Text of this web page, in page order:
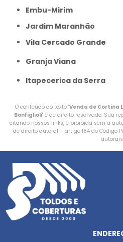
Embu-Mirim
Jardim Maranhão
Vila Cercado Grande
Granja Viana
Itapecerica da Serra
O conteúdo do texto "Venda de Cortina
Bonfiglioli" é de direito reservado. Sua
citando nossos links, é proibida sem a
de direito autoral – artigo 184 do Código
autorais